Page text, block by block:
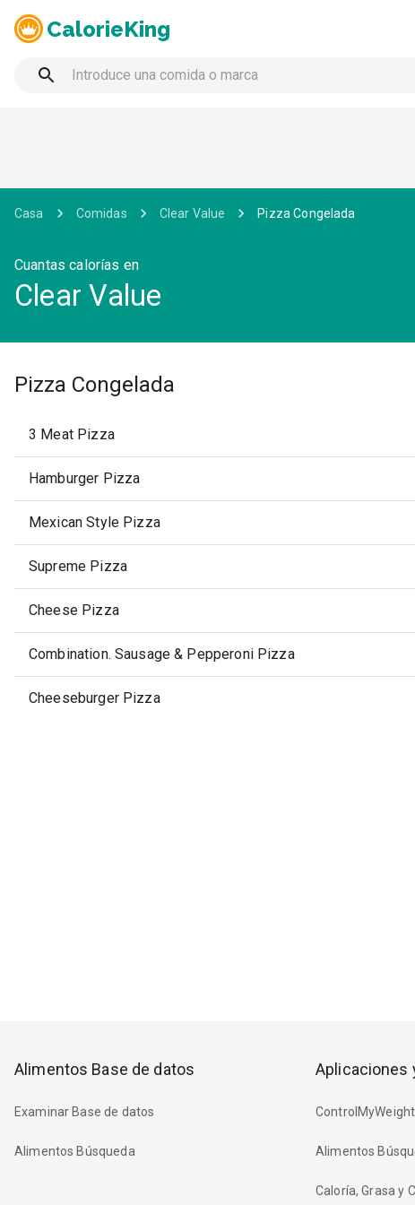
CalorieKing
Casa Comidas Clear Value Pizza Congelada
Cuantas calorías en
Clear Value
Pizza Congelada
3 Meat Pizza
Hamburger Pizza
Mexican Style Pizza
Supreme Pizza
Cheese Pizza
Combination. Sausage & Pepperoni Pizza
Cheeseburger Pizza
Alimentos Base de datos
Examinar Base de datos
Alimentos Búsqueda
Aplicaciones
Alimentos
Caloría, Grasa y